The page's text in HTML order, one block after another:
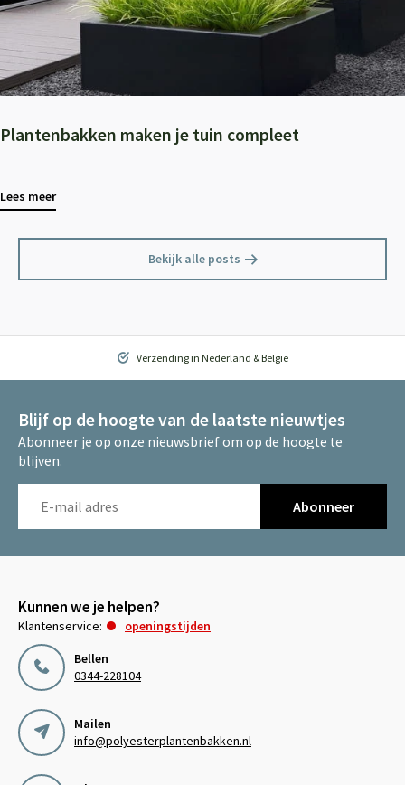
Plantenbakken maken je tuin compleet
Lees meer
Bekijk alle posts
Verzending in Nederland & België
Blijf op de hoogte van de laatste nieuwtjes
Abonneer je op onze nieuwsbrief om op de hoogte te
blijven.
Abonneer
Kunnen we je helpen?
Klantenservice:
openingstijden
Bellen
0344-228104
Mailen
info@polyesterplantenbakken.nl